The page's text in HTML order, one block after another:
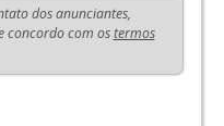
dos anunciantes,
concordo com ostermos